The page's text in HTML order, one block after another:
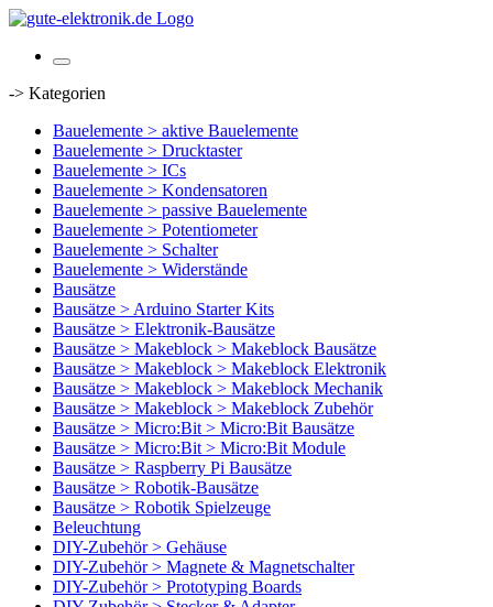
-> Kategorien
Bauelemente > aktive Bauelemente
Bauelemente > Drucktaster
Bauelemente > ICs
Bauelemente > Kondensatoren
Bauelemente > passive Bauelemente
Bauelemente > Potentiometer
Bauelemente > Schalter
Bauelemente > Widerstände
Bausätze
Bausätze > Arduino Starter Kits
Bausätze > Elektronik-Bausätze
Bausätze > Makeblock > Makeblock Bausätze
Bausätze > Makeblock > Makeblock Elektronik
Bausätze > Makeblock > Makeblock Mechanik
Bausätze > Makeblock > Makeblock Zubehör
Bausätze > Micro:Bit > Micro:Bit Bausätze
Bausätze > Micro:Bit > Micro:Bit Module
Bausätze > Raspberry Pi Bausätze
Bausätze > Robotik-Bausätze
Bausätze > Robotik Spielzeuge
Beleuchtung
DIY-Zubehör > Gehäuse
DIY-Zubehör > Magnete & Magnetschalter
DIY-Zubehör > Prototyping Boards